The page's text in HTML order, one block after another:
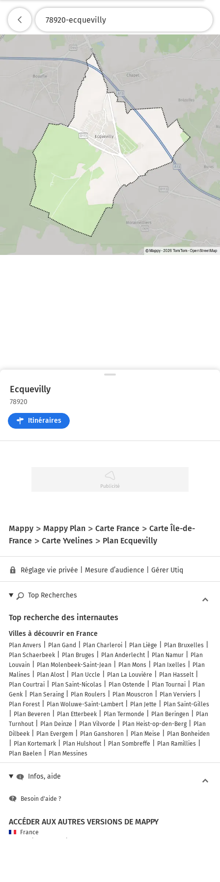
Ecquevilly
78920
Itinéraires
Mappy Mappy Plan Carte France
Carte Île-de-
France
Carte Yvelines Plan Ecquevilly
Réglage vie privée Mesure d’audience Gérer Utiq
Top Recherches
Top recherche des internautes
Villes à découvrir en France
Plan Anvers Plan Gand Plan Charleroi Plan Liège
Plan Bruxelles
Plan Schaerbeek
Plan Bruges Plan Anderlecht Plan Namur
Plan
Louvain
Plan Molenbeek-Saint-Jean Plan Mons Plan Ixelles
Plan
Malines
Plan Alost Plan Uccle Plan La Louvière
Plan Hasselt
Plan Courtrai
Plan Saint-Nicolas Plan Ostende Plan Tournai
Plan
Genk
Plan Seraing Plan Roulers Plan Mouscron
Plan Verviers
Plan Forest
Plan Woluwe-Saint-Lambert Plan Jette
Plan Saint-Gilles
Plan Beveren
Plan Etterbeek Plan Termonde Plan Beringen
Plan
Turnhout
Plan Deinze Plan Vilvorde Plan Heist-op-den-Berg
Plan
Dilbeek
Plan Evergem Plan Ganshoren Plan Meise
Plan Bonheiden
Plan Kortemark
Plan Hulshout Plan Sombreffe
Plan Ramillies
Plan Baelen
Plan Messines
Infos, aide
Besoin d'aide ?
ACCÉDER AUX AUTRES VERSIONS DE MAPPY
France